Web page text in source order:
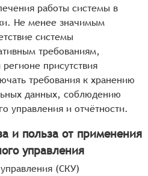
работы системы в
Не менее значимым
системы
требованиям,
присутствия
требования к хранению
данных, соблюдению
управления и отчётности.
и польза от применения
управления
(СКУ)